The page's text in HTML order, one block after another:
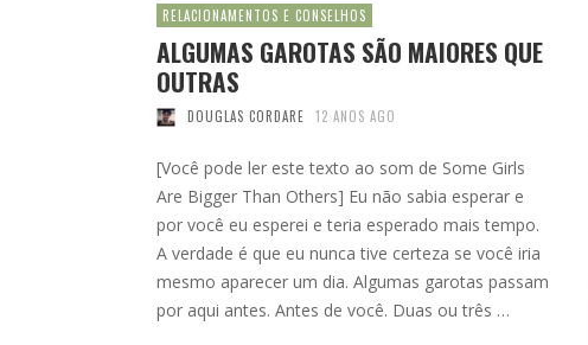
RELACIONAMENTOS E CONSELHOS
ALGUMAS GAROTAS SÃO MAIORES QUE
OUTRAS
DOUGLAS CORDARE 12 ANOS AGO
[Você pode ler este texto ao som de Some Girls
Are Bigger Than Others] Eu não sabia esperar e
por você eu esperei e teria esperado mais tempo.
A verdade é que eu nunca tive certeza se você iria
mesmo aparecer um dia. Algumas garotas passam
por aqui antes. Antes de você. Duas ou três …